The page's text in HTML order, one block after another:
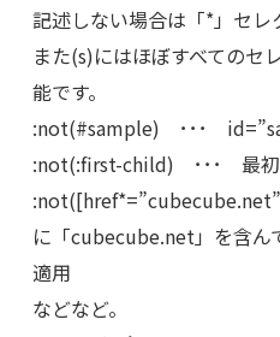
記述しない場合は「*」セレ
また(s)にはほぼすべてのセ
能です。
:not(#sample) ･･･
:not(:first-child) ･･･ 最初
に「cubecube.net」を含ん
適用
などなど。